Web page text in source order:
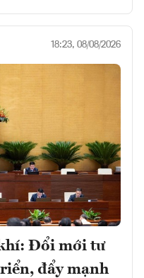
18:23, 08/08/2026
Đổi mới tư
đẩy mạnh